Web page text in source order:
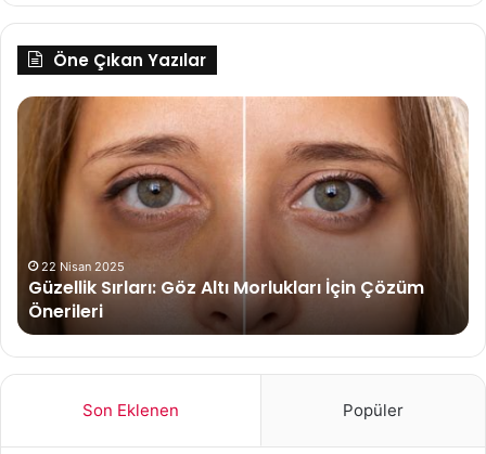
Öne Çıkan Yazılar
Güzellik
Sırları:
Önerileri
22 Nisan 2025
Güzellik Sırları: Göz Altı Morlukları İçin Çözüm
Önerileri
Son Eklenen Popüler